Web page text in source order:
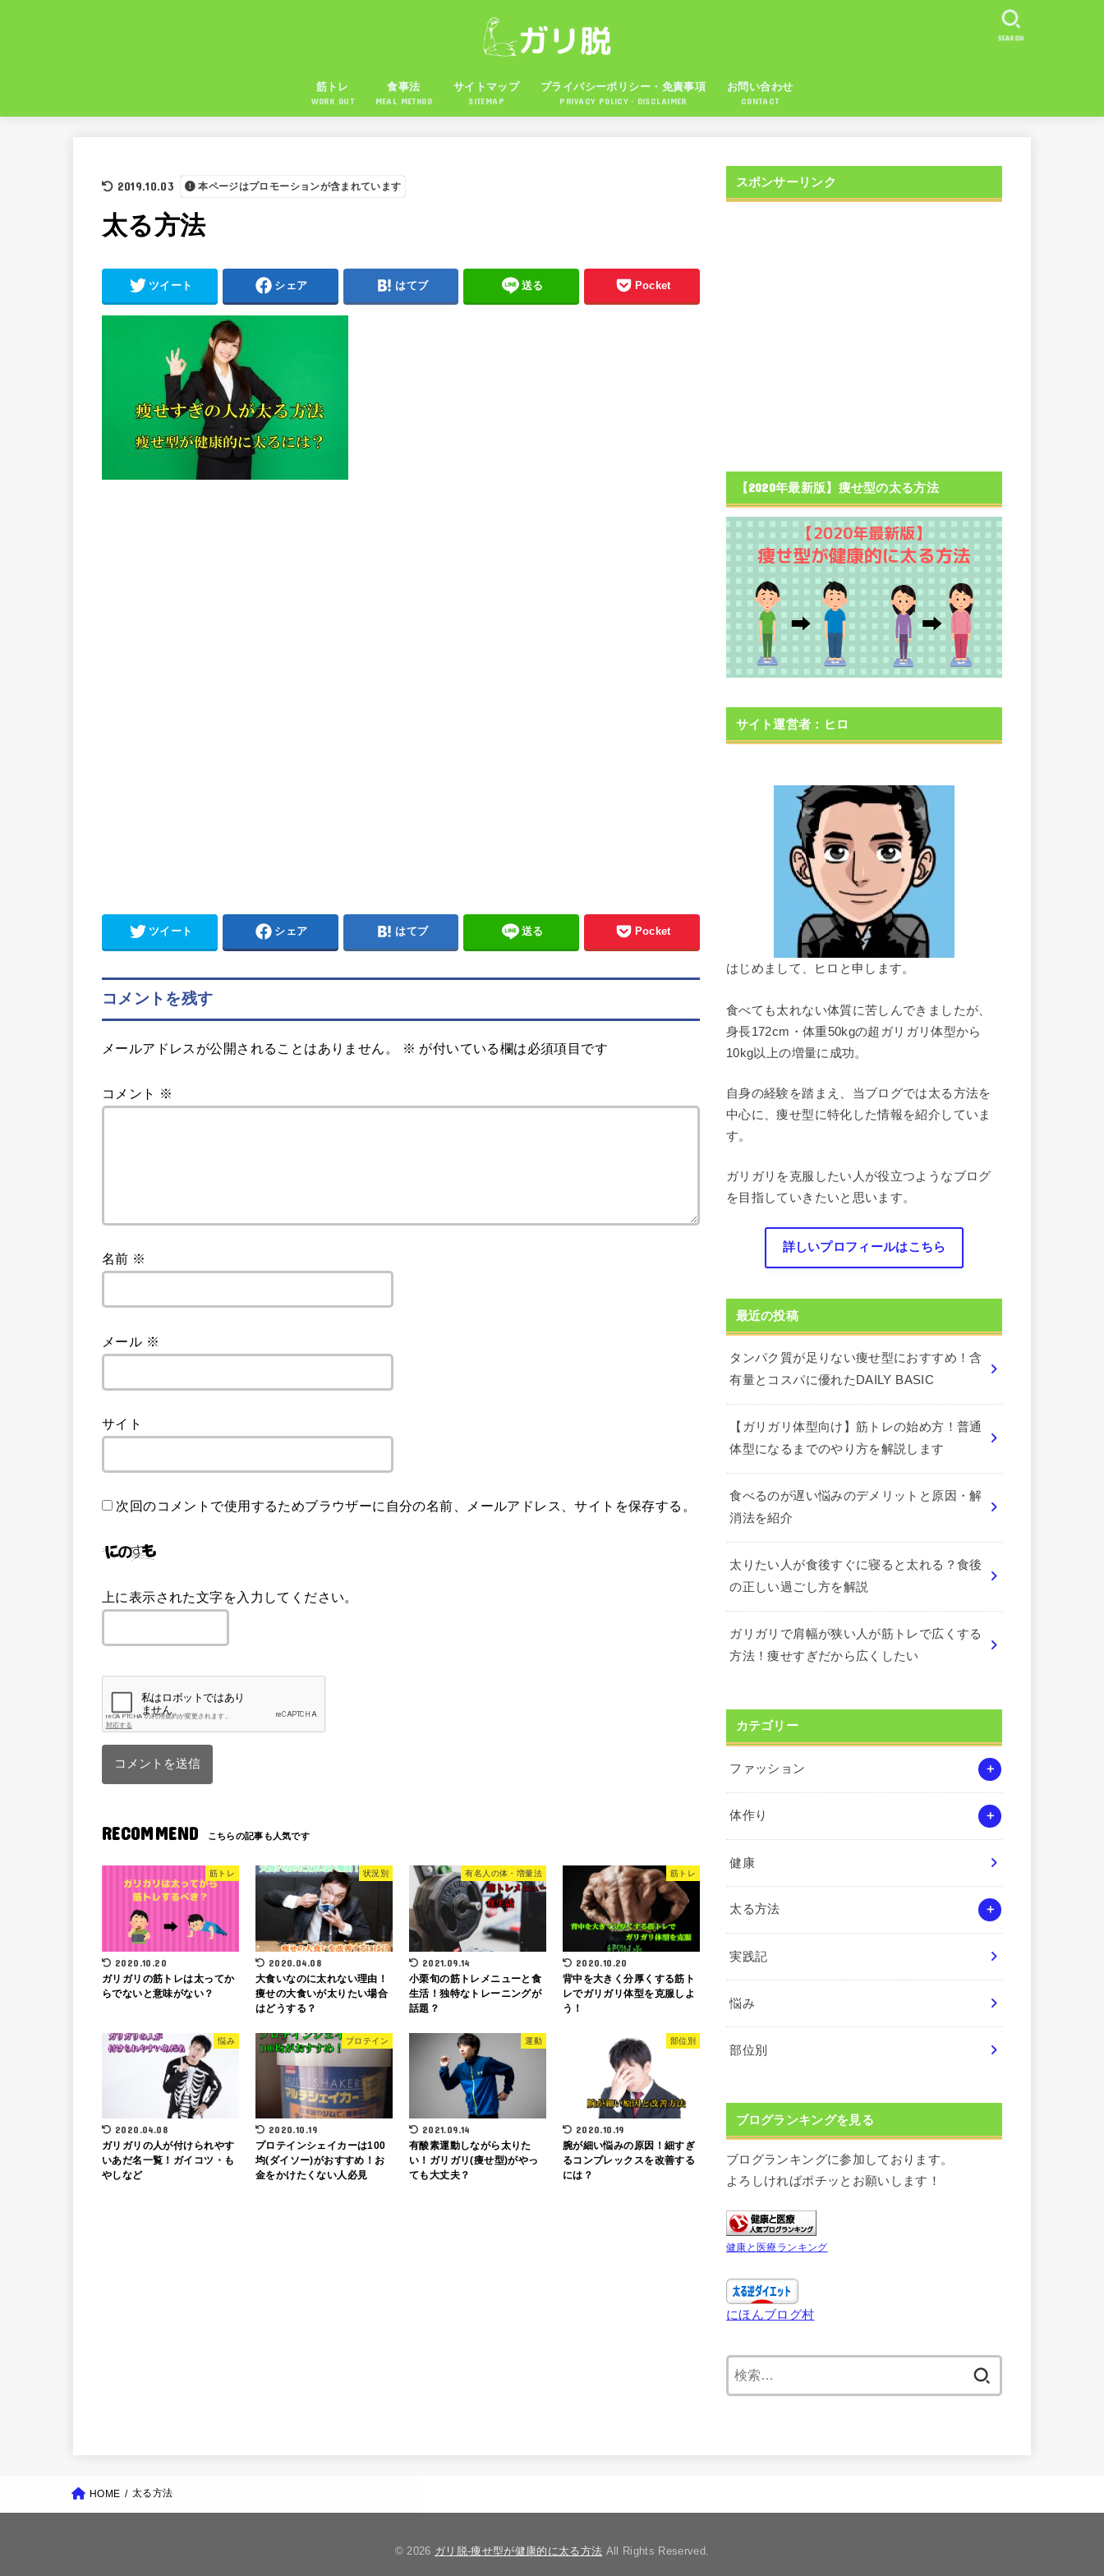
筋トレ
WORK OUT
食事法
MEAL METHOD
サイトマップ
SITEMAP
プライバシーポリシー・免責事項
PRIVACY POLICY・DISCLAIMER
お問い合わせ
CONTACT
SEARCH
2019.10.03 本ページはプロモーションが含まれています
太る方法
ツイート シェア はてブ 送る Pocket
ツイート シェア はてブ 送る Pocket
コメントを残す
メールアドレスが公開されることはありません。 ※ が付いている欄は必須項目です
コメント ※
名前 ※
メール ※
サイト
次回のコメントで使用するためブラウザーに自分の名前、メールアドレス、サイトを保存する。
上に表示された文字を入力してください。
RECOMMEND
筋トレ
2020.10.20
ガリガリの筋トレは太ってか
らでないと意味がない？
状況別
2020.04.08
大食いなのに太れない理由！
痩せの大食いが太りたい場合
はどうする？
有名人の体・増量法
2021.09.14
小栗旬の筋トレメニューと食
生活！独特なトレーニングが
話題？
筋トレ
2020.10.20
背中を大きく分厚くする筋ト
レでガリガリ体型を克服しよ
う！
悩み
2020.04.08
ガリガリの人が付けられやす
いあだ名一覧！ガイコツ・も
やしなど
プロテイン
2020.10.19
プロテインシェイカーは100
均(ダイソー)がおすすめ！お
金をかけたくない人必見
運動
2021.09.14
有酸素運動しながら太りた
い！ガリガリ(痩せ型)がやっ
ても大丈夫？
部位別
2020.10.19
腕が細い悩みの原因！細すぎ
るコンプレックスを改善する
には？
スポンサーリンク
【2020年最新版】痩せ型の太る方法
サイト運営者：ヒロ
はじめまして、ヒロと申します。
食べても太れない体質に苦しんできましたが、
身長172cm・体重50kgの超ガリガリ体型から
10kg以上の増量に成功。
自身の経験を踏まえ、当ブログでは太る方法を
中心に、痩せ型に特化した情報を紹介していま
す。
ガリガリを克服したい人が役立つようなブログ
を目指していきたいと思います。
詳しいプロフィールはこちら
最近の投稿
タンパク質が足りない痩せ型におすすめ！含
有量とコスパに優れたDAILY BASIC
【ガリガリ体型向け】筋トレの始め方！普通
体型になるまでのやり方を解説します
食べるのが遅い悩みのデメリットと原因・解
消法を紹介
太りたい人が食後すぐに寝ると太れる？食後
の正しい過ごし方を解説
ガリガリで肩幅が狭い人が筋トレで広くする
方法！痩せすぎだから広くしたい
カテゴリー
ファッション
体作り
健康
太る方法
実践記
悩み
部位別
ブログランキングを見る
ブログランキングに参加しております。
よろしければポチッとお願いします！
健康と医療ランキング
にほんブログ村
HOME 太る方法
© 2026 ガリ脱-痩せ型が健康的に太る方法 All Rights Reserved.